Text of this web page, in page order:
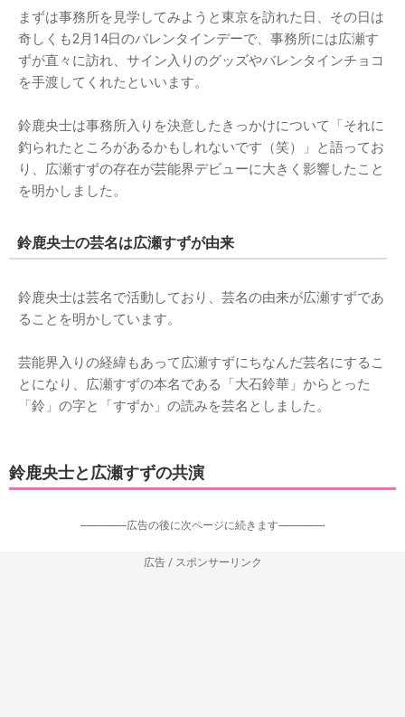
まずは事務所を見学してみようと東京を訪れた日、その日は
奇しくも2月14日のバレンタインデーで、事務所には広瀬す
ずが直々に訪れ、サイン入りのグッズやバレンタインチョコ
を手渡してくれたといいます。
鈴鹿央士は事務所入りを決意したきっかけについて「それに
釣られたところがあるかもしれないです（笑）」と語ってお
り、広瀬すずの存在が芸能界デビューに大きく影響したこと
を明かしました。
鈴鹿央士の芸名は広瀬すずが由来
鈴鹿央士は芸名で活動しており、芸名の由来が広瀬すずであ
ることを明かしています。
芸能界入りの経緯もあって広瀬すずにちなんだ芸名にするこ
とになり、広瀬すずの本名である「大石鈴華」からとった
「鈴」の字と「すずか」の読みを芸名としました。
鈴鹿央士と広瀬すずの共演
-----------------広告の後に次ページに続きます-----------------
広告 / スポンサーリンク